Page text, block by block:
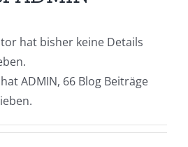
hat bisher keine Details
ADMIN, 66 Blog Beiträge